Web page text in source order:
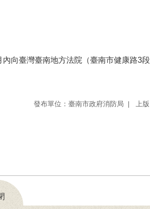
向臺灣臺南地方法院（臺南市健康路3
發布單位：臺南市政府消防局 上